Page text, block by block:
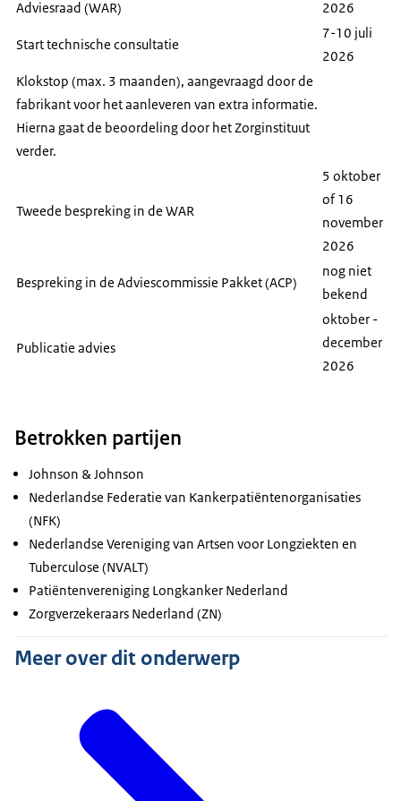
onafhankelijke commissies:
We wegen alle feiten en onzekerheden tegen
elkaar af in ons advies. De minister besluit
uiteindelijk of het medicijn vergoed wordt uit het
iedereen aan meebetaalt, aan goede medicijnen
[Van goede zorg verzekerd]
[www.zorginstituutnederland.nl]
Adviesraad (WAR) 2026
Start technische consultatie
7-10 juli
2026
Klokstop (max. 3 maanden), aangevraagd door de
fabrikant voor het aanleveren van extra informatie.
Hierna gaat de beoordeling door het Zorginstituut
verder.
Tweede bespreking in de WAR
5 oktober
of 16
november
2026
Bespreking in de Adviescommissie Pakket (ACP)
nog niet
bekend
Publicatie advies
oktober -
december
2026
Betrokken partijen
Johnson & Johnson
Nederlandse Federatie van Kankerpatiëntenorganisaties
(NFK)
Nederlandse Vereniging van Artsen voor Longziekten en
Tuberculose (NVALT)
Patiëntenvereniging Longkanker Nederland
Zorgverzekeraars Nederland (ZN)
Meer over dit onderwerp